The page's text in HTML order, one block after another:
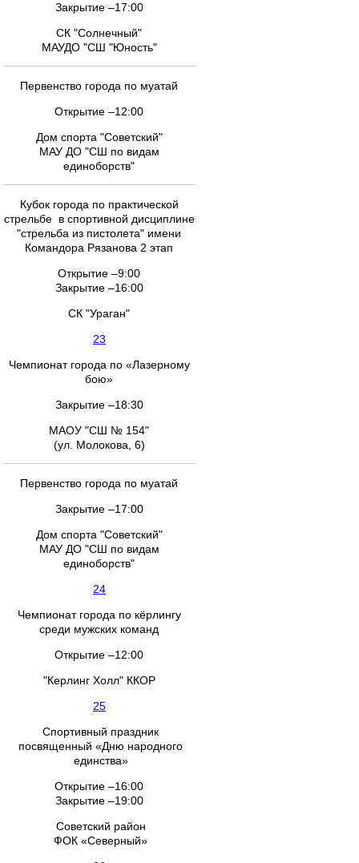
Закрытие –17:00
СК "Солнечный"
МАУДО "СШ "Юность"
Первенство города по муатай
Открытие –12:00
Дом спорта "Советский"
МАУ ДО "СШ по видам
единоборств"
Кубок города по практической
стрельбе в спортивной дисциплине
"стрельба из пистолета" имени
Командора Рязанова 2 этап
Открытие –9:00
Закрытие –16:00
СК "Ураган"
23
Чемпионат города по «Лазерному
бою»
Закрытие –18:30
МАОУ "СШ № 154"
(ул. Молокова, 6)
Первенство города по муатай
Закрытие –17:00
Дом спорта "Советский"
МАУ ДО "СШ по видам
единоборств"
24
Чемпионат города по кёрлингу
среди мужских команд
Открытие –12:00
"Керлинг Холл" ККОР
25
Спортивный праздник
посвященный «Дню народного
единства»
Открытие –16:00
Закрытие –19:00
Советский район
ФОК «Северный»